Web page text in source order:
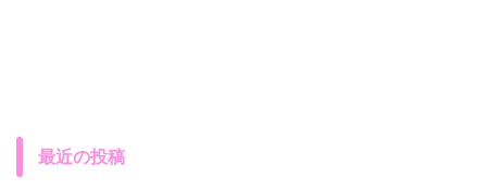
最近の投稿